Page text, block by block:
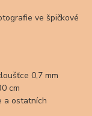
ve špičkové
0,7 mm
cm
a ostatních